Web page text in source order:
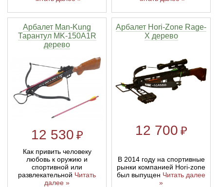
Арбалет Man-Kung
Тарантул MK-150A1R
дерево
12 530 ₽
Как привить человеку
любовь к оружию и
спортивной или
развлекательной Читать
далее »
Арбалет Hori-Zone Rage-
X дерево
12 700 ₽
В 2014 году на спортивные
рынки компанией Hori-zone
был выпущен Читать далее
»